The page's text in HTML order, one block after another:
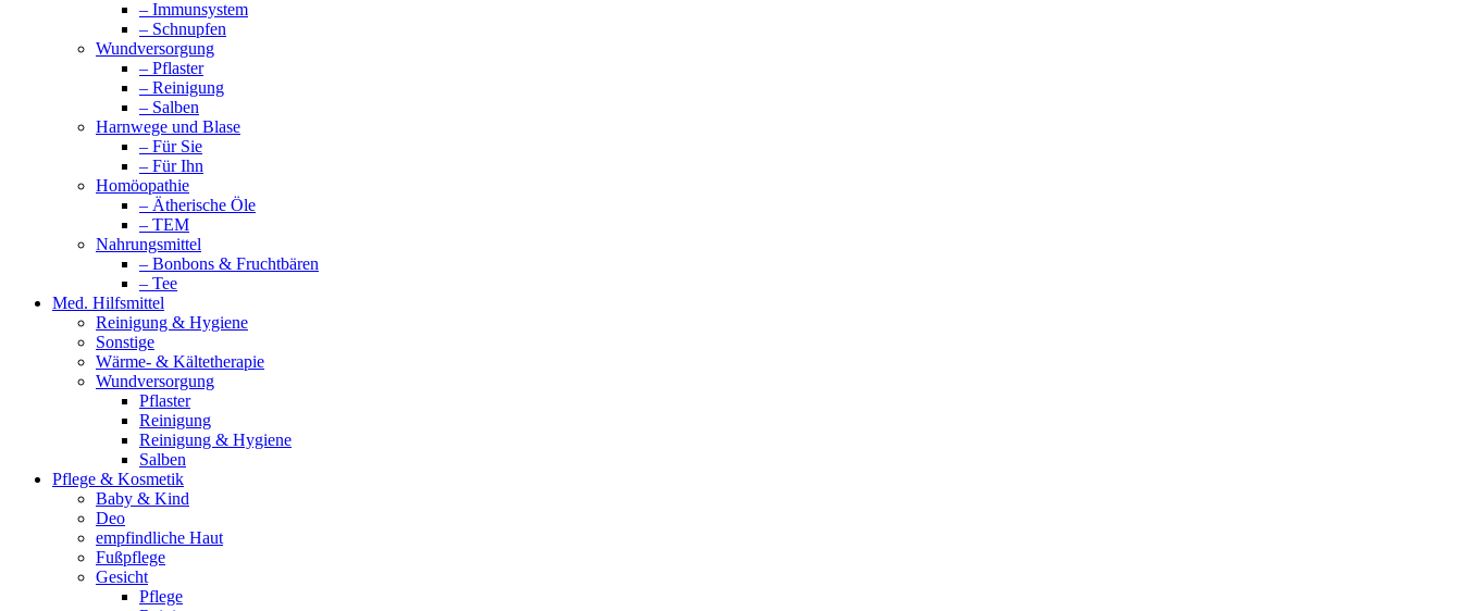
– Immunsystem
– Schnupfen
Wundversorgung
– Pflaster
– Reinigung
– Salben
Harnwege und Blase
– Für Sie
– Für Ihn
Homöopathie
– Ätherische Öle
– TEM
Nahrungsmittel
– Bonbons & Fruchtbären
– Tee
Med. Hilfsmittel
Reinigung & Hygiene
Sonstige
Wärme- & Kältetherapie
Wundversorgung
Pflaster
Reinigung
Reinigung & Hygiene
Salben
Pflege & Kosmetik
Baby & Kind
Deo
empfindliche Haut
Fußpflege
Gesicht
Pflege